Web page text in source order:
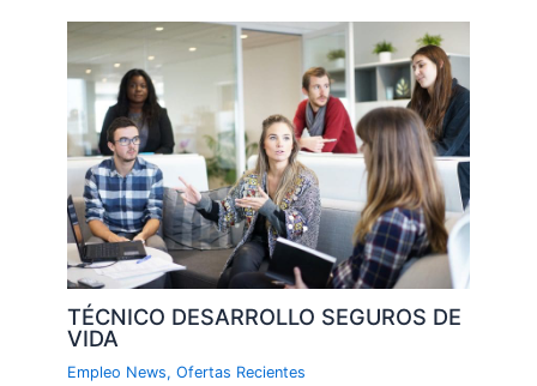
TÉCNICO DESARROLLO SEGUROS DE
VIDA
Empleo News,Ofertas Recientes